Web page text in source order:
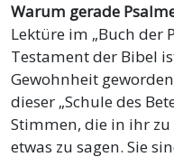
Warum gerade
Lektüre im „Buch der
Testament der Bibel
Gewohnheit
dieser „Schule des
Stimmen, die in ihr
etwas zu sagen. Sie